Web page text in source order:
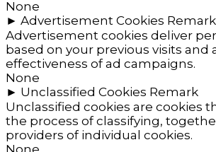
None
► Advertisement Cookies Remark
Advertisement cookies deliver
based on your previous visits and
effectiveness of ad campaigns.
None
► Unclassified Cookies Remark
Unclassified cookies are cookies
the process of classifying,
providers of individual cookies.
None